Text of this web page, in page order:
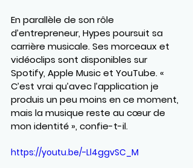
En parallèle de son rôle
d’entrepreneur, Hypes poursuit sa
carrière musicale. Ses morceaux et
vidéoclips sont disponibles sur
Spotify, Apple Music et YouTube. «
C’est vrai qu’avec l’application je
produis un peu moins en ce moment,
mais la musique reste au cœur de
mon identité », confie-t-il.
https://youtu.be/-Ll4ggvSC_M